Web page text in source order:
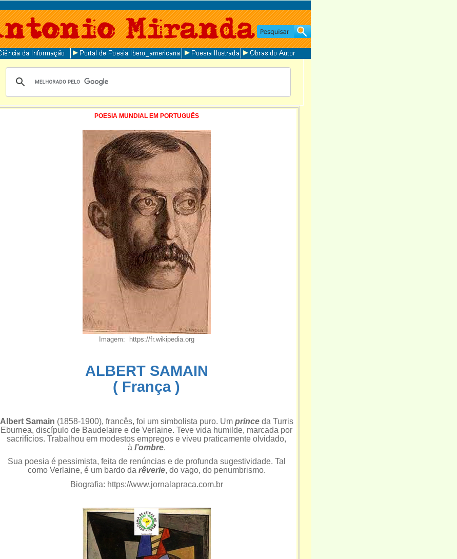
POESIA MUNDIAL EM PORTUGUÊS
Imagem: https://fr.wikipedia.org
ALBERT SAMAIN
( França )
Albert Samain (1858-1900), francês, foi um simbolista puro. Um prince da Turris
Eburnea, discípulo de Baudelaire e de Verlaine. Teve vida humilde, marcada por
sacrifícios. Trabalhou em modestos empregos e viveu praticamente olvidado,
à l’ombre.
Sua poesia é pessimista, feita de renúncias e de profunda sugestividade. Tal
como Verlaine, é um bardo da rêverie, do vago, do penumbrismo.
Biografia: https://www.jornalapraca.com.br